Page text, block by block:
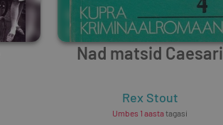
Nad matsid Caesari
Rex Stout
Umbes 1 aastatagasi